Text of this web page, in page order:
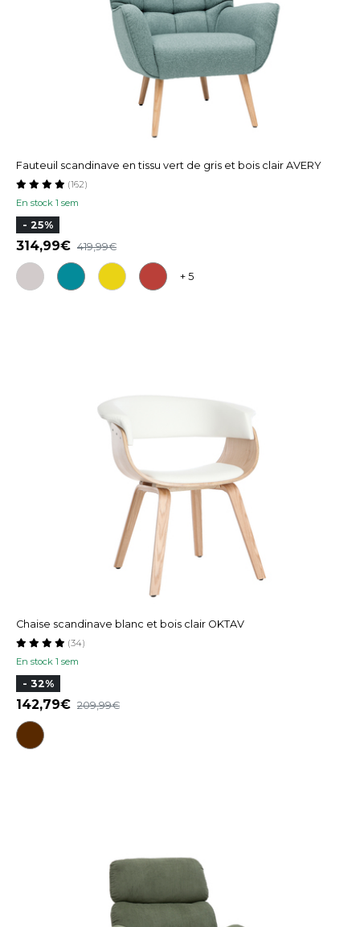
Fauteuil scandinave en tissu vert de gris et bois clair AVERY
En stock 1 sem
(162)
- 25%
314,99 419,99
+ 5
Chaise scandinave blanc et bois clair OKTAV
En stock 1 sem
(34)
- 32%
142,79 209,99